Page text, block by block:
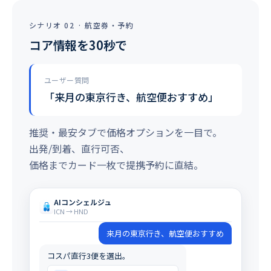
シナリオ 02 · 航空券・予約
コア情報を30秒で
ユーザー質問
「来月の東京行き、航空便おすすめ」
推奨・最安タブで価格オプションを一目で。
出発/到着、直行可否、
価格までカード一枚で提携予約に直結。
AIコンシェルジュ
ICN → HND
来月の東京行き、航空便おすすめ
コスパ直行3便を選出。